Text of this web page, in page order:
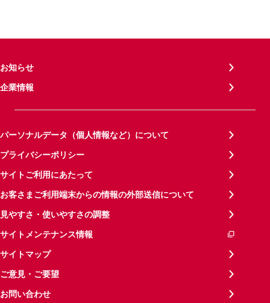
お知らせ
企業情報
パーソナルデータ（個人情報など）について
プライバシーポリシー
サイトご利用にあたって
お客さまご利用端末からの情報の外部送信について
見やすさ・使いやすさの調整
サイトメンテナンス情報
サイトマップ
ご意見・ご要望
お問い合わせ